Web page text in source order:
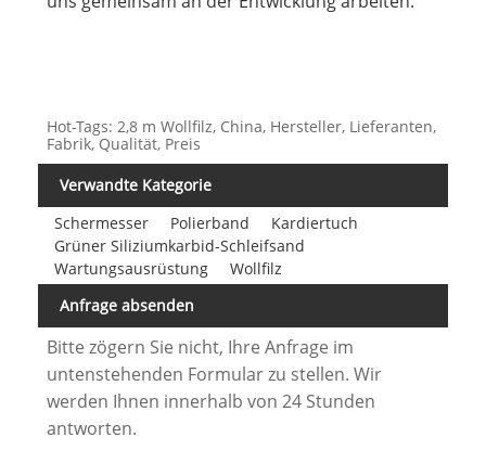
Hot-Tags: 2,8 m Wollfilz, China, Hersteller, Lieferanten,
Fabrik, Qualität, Preis
Verwandte Kategorie
Schermesser
Polierband
Kardiertuch
Grüner Siliziumkarbid-Schleifsand
Wartungsausrüstung
Wollfilz
Anfrage absenden
Bitte zögern Sie nicht, Ihre Anfrage im
untenstehenden Formular zu stellen. Wir
werden Ihnen innerhalb von 24 Stunden
antworten.